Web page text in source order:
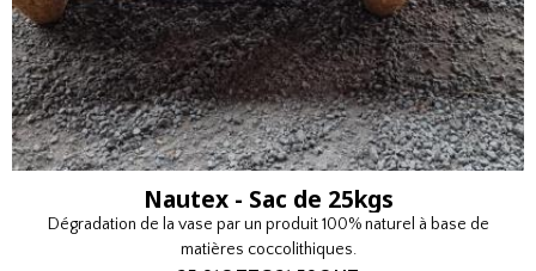
Nautex - Sac de 25kgs
Dégradation de la vase par un produit 100% naturel à base de
matières coccolithiques.